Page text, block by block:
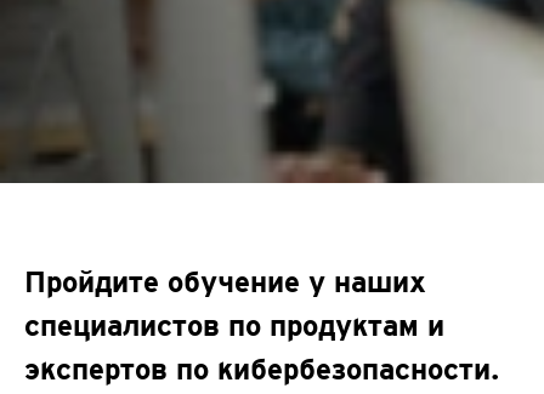
Пройдите обучение у наших
специалистов по продуктам и
экспертов по кибербезопасности.